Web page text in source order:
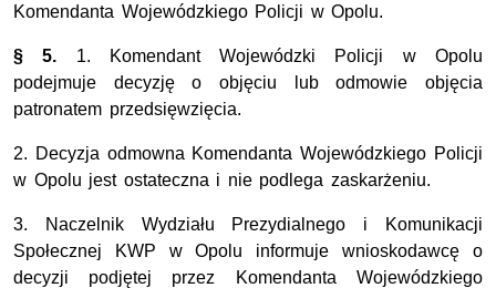
Komendanta Wojewódzkiego Policji w Opolu.
§ 5. 1. Komendant Wojewódzki Policji w Opolu
podejmuje decyzję o objęciu lub odmowie objęcia
patronatem przedsięwzięcia.
2. Decyzja odmowna Komendanta Wojewódzkiego Policji
w Opolu jest ostateczna i nie podlega zaskarżeniu.
3. Naczelnik Wydziału Prezydialnego i Komunikacji
Społecznej KWP w Opolu informuje wnioskodawcę o
decyzji podjętej przez Komendanta Wojewódzkiego